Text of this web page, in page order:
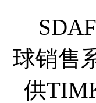
球销售
供